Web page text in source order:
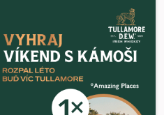
TULLAMORE GRILL SOUTĚŽ
legendární irské whiskey
společným momentům ten
zaregistrovat účtenku!
podobě exkluzivního pobytu s
000 Kč na výjimečném místě,
hotelu. Ve hře je také 13
rychlou a snadnou přípravu